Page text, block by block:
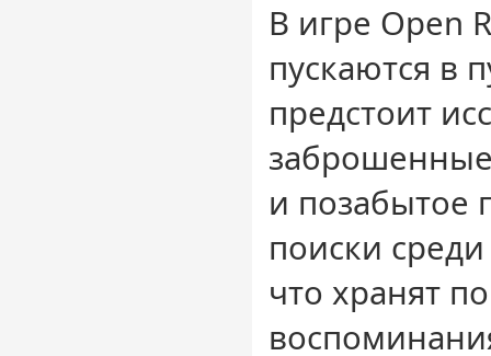
В игре Open
пускаются в
предстоит
и позабытое
поиски
что хранят